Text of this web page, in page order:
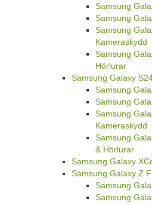
Samsung
Samsung
Samsung
Kameraskydd
Samsung
Hörlurar
Samsung Galaxy
Samsung
Samsung
Samsung
Kameraskydd
Samsung
& Hörlurar
Samsung Galaxy
Samsung Galaxy Z
Samsung
Samsung